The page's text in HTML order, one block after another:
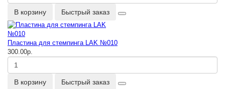
В корзину Быстрый заказ
Пластина для стемпинга LAK №010
300.00р.
В корзину Быстрый заказ